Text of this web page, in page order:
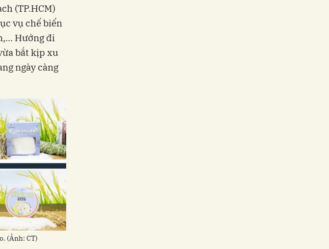
(TP.HCM)
vụ chế biến
Hướng đi
bắt kịp xu
ngày càng
(Ảnh: CT)